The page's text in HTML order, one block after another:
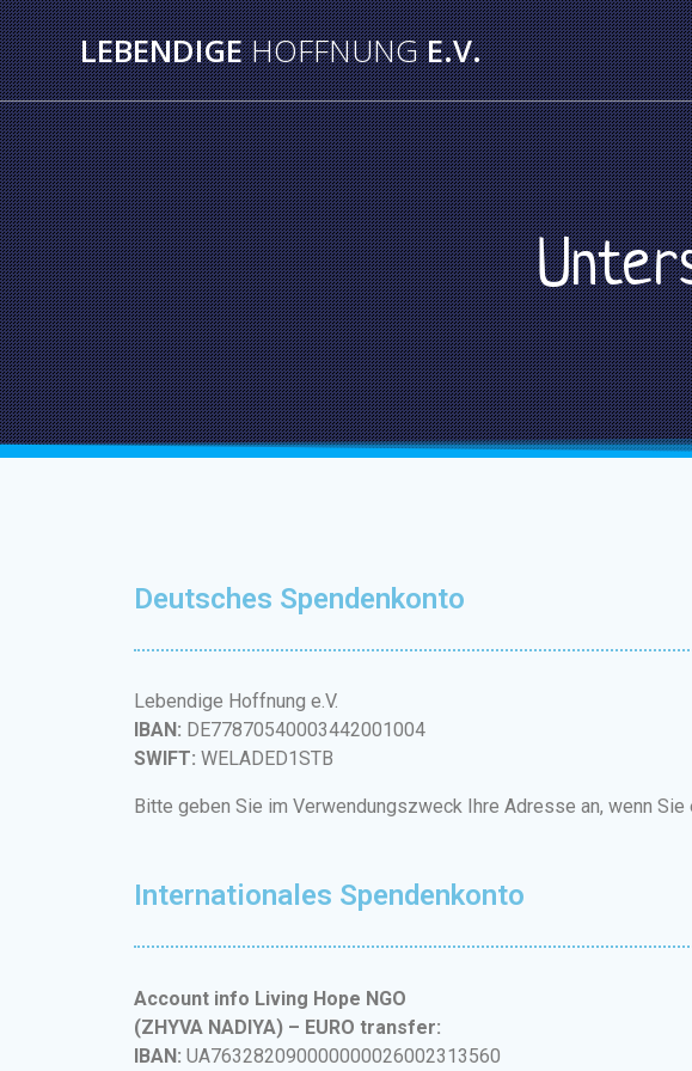
LEBENDIGEHOFFNUNGE.V.
Deutsches Spendenkonto
Lebendige Hoffnung e.V.
IBAN: DE77870540003442001004
SWIFT: WELADED1STB
Bitte geben Sie im Verwendungszweck Ihre Adresse an, wenn
Internationales Spendenkonto
Account info Living Hope NGO
(ZHYVA NADIYA) – EURO transfer:
IBAN: UA763282090000000026002313560